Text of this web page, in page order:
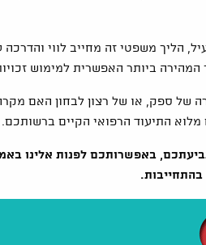
הליך משפטי זה מחייב לווי
המהירה ביותר האפשרית למימוש
של ספק, או של רצון לבחון האם
מלוא התיעוד הרפואי הקיים ברשותכם.
באפשרותכם לפנות אלינו
בהתחייבות.